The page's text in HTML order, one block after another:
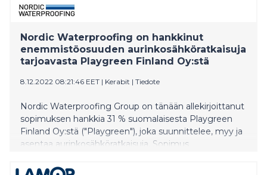
Nordic Waterproofing on hankkinut
enemmistöosuuden aurinkosähköratkaisuja
tarjoavasta Playgreen Finland Oy:stä
8.12.2022 08:21:46 EET | Kerabit | Tiedote
Nordic Waterproofing Group on tänään allekirjoittanut
sopimuksen hankkia 31 % suomalaisesta Playgreen
Finland Oy:stä ("Playgreen"), joka suunnittelee, myy ja
asentaa aurinkosähköratkaisuja. Sopimus
Vuonna 2020 Nordic Waterproofing hankki 33 %